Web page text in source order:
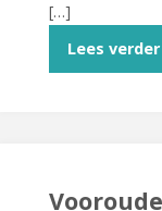
[…]
Lees verder